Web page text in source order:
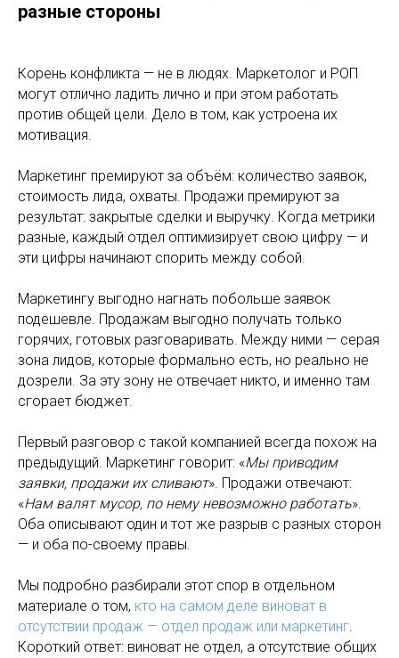
разные стороны
Корень конфликта — не в людях. Маркетолог и РОП
могут отлично ладить лично и при этом работать
против общей цели. Дело в том, как устроена их
мотивация.
Маркетинг премируют за объём: количество заявок,
стоимость лида, охваты. Продажи премируют за
результат: закрытые сделки и выручку. Когда метрики
разные, каждый отдел оптимизирует свою цифру — и
эти цифры начинают спорить между собой.
Маркетингу выгодно нагнать побольше заявок
подешевле. Продажам выгодно получать только
горячих, готовых разговаривать. Между ними — серая
зона лидов, которые формально есть, но реально не
дозрели. За эту зону не отвечает никто, и именно там
сгорает бюджет.
Первый разговор с такой компанией всегда похож на
предыдущий. Маркетинг говорит: «Мы приводим
заявки, продажи их сливают». Продажи отвечают:
«Нам валят мусор, по нему невозможно работать».
Оба описывают один и тот же разрыв с разных сторон
— и оба по-своему правы.
Мы подробно разбирали этот спор в отдельном
материале о том, кто на самом деле виноват в
отсутствии продаж — отдел продаж или маркетинг.
Короткий ответ: виноват не отдел, а отсутствие общих